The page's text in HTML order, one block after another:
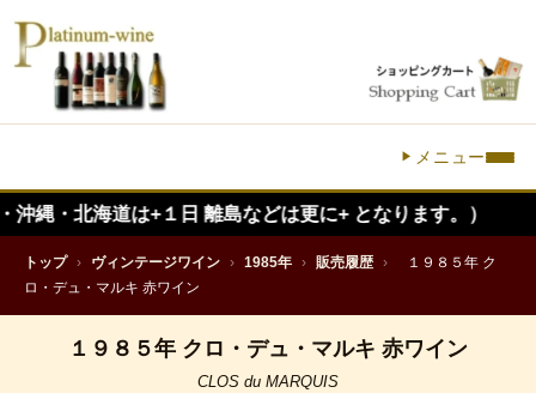
メニュー
は+１日 離島などは更に+ となります。）
トップ › ヴィンテージワイン › 1985年 › 販売履歴 ›
１９８５年 ク
ロ・デュ・マルキ 赤ワイン
１９８５年 クロ・デュ・マルキ 赤ワイン
CLOS du MARQUIS